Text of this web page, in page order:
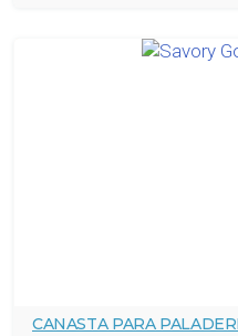
CANASTA PARA